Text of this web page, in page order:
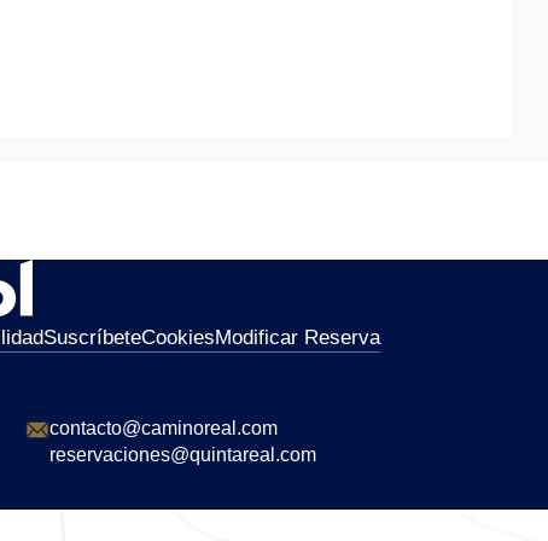
SuscríbeteCookiesModificar Reserva
contacto@caminoreal.com
reservaciones@quintareal.com